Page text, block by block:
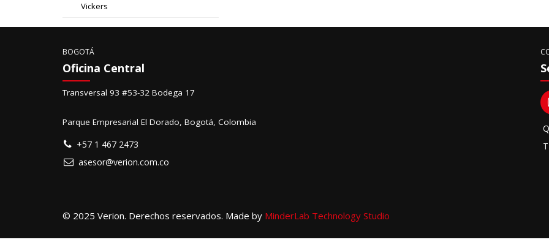
Vickers
BOGOTÁ
Oficina Central
Transversal 93 #53-32 Bodega 17
Parque Empresarial El Dorado, Bogotá, Colombia
+57 1 467 2473
asesor@verion.com.co
© 2025 Verion. Derechos reservados. Made by MinderLab Technology Studio